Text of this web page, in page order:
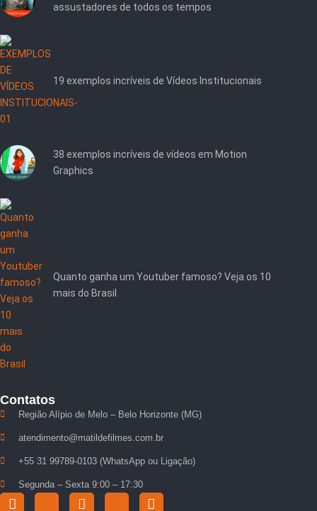
assustadores de todos os tempos
19 exemplos incríveis de Vídeos Institucionais
38 exemplos incríveis de vídeos em Motion
Graphics
Quanto ganha um Youtuber famoso? Veja os 10
mais do Brasil
Contatos
Região Alípio de Melo – Belo Horizonte (MG)
atendimento@matildefilmes.com.br
+55 31 99789-0103 (WhatsApp ou Ligação)
Segunda – Sexta 9:00 – 17:30